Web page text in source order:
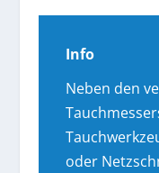
Info
Neben den
oder